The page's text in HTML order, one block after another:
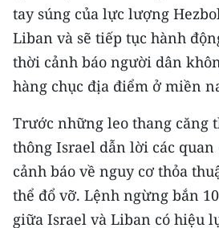
E-Magazine
Video
Media Chính trị
Media Kinh tế
Media Văn hóa
Media Xã hội
tay súng của lực lượng
Liban và sẽ tiếp tục hành
thời cảnh báo người dân
hàng chục địa điểm ở miền
Trước những leo thang căng
thông Israel dẫn lời các
cảnh báo về nguy cơ thỏa
thể đổ vỡ. Lệnh ngừng bắn
giữa Israel và Liban có hiệu